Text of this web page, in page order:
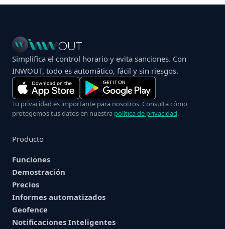
Simplifica el control horario y evita sanciones. Con
INWOUT, todo es automático, fácil y sin riesgos.
Tu privacidad es importante para nosotros. Consulta cómo
protegemos tus datos en nuestra política de privacidad.
Producto
Funciones
Demostración
Precios
Informes automatizados
Geofence
Notificaciones Inteligentes